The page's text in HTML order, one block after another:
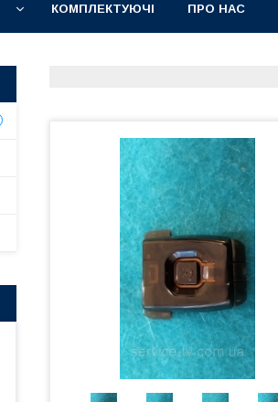
КОМПЛЕКТУЮЧІ ПРО НАС